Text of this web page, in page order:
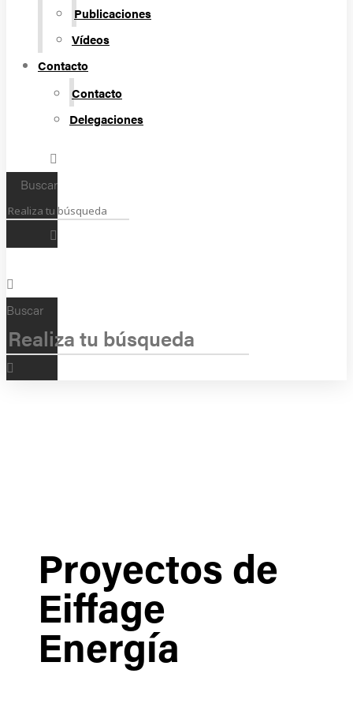
Publicaciones
Vídeos
Contacto
Contacto
Delegaciones
Buscar
Buscar
Proyectos de
Eiffage
Energía